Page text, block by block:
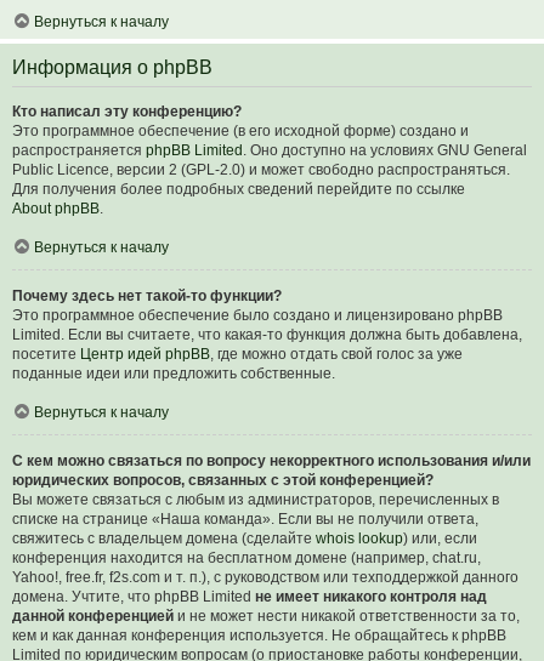
Вернуться к началу
Информация о phpBB
Кто написал эту конференцию?
Это программное обеспечение (в его исходной форме) создано и
распространяется phpBB Limited . Оно доступно на условиях GNU General
Public Licence, версии 2 (GPL-2.0) и может свободно распространяться.
Для получения более подробных сведений перейдите по ссылке
About phpBB.
Вернуться к началу
Почему здесь нет такой-то функции?
Это программное обеспечение было создано и лицензировано phpBB
Limited. Если вы считаете, что какая-то функция должна быть добавлена,
посетите Центр идей phpBB, где можно отдать свой голос за уже
поданные идеи или предложить собственные.
Вернуться к началу
С кем можно связаться по вопросу некорректного использования и/или
юридических вопросов, связанных с этой конференцией?
Вы можете связаться с любым из администраторов, перечисленных в
списке на странице «Наша команда». Если вы не получили ответа,
свяжитесь с владельцем домена (сделайте whois lookup) или, если
конференция находится на бесплатном домене (например, chat.ru,
Yahoo!, free.fr, f2s.com и т. п.), с руководством или техподдержкой данного
домена. Учтите, что phpBB Limited не имеет никакого контроля над
данной конференцией и не может нести никакой ответственности за то,
кем и как данная конференция используется. Не обращайтесь к phpBB
Limited по юридическим вопросам (о приостановке работы конференции,